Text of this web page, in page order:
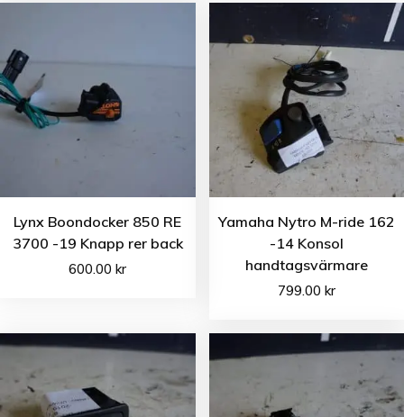
Lynx Boondocker 850 RE
3700 -19 Knapp rer back
600.00kr
Yamaha Nytro M-ride 162
-14 Konsol
handtagsvärmare
799.00 kr